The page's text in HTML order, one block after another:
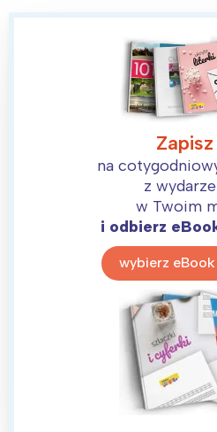
na
z
w Twoim
i odbierz
wybierz